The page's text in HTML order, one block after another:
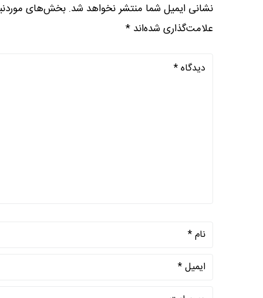
نشانی ایمیل شما منتشر نخواهد شد. بخش‌های
علامت‌گذاری شده‌اند *